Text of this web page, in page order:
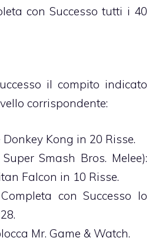
con Successo tutti i 40
il compito indicato
corrispondente:
Donkey Kong in 20 Risse.
Smash Bros. Melee):
Falcon in 10 Risse.
con Successo lo
Mr. Game & Watch.